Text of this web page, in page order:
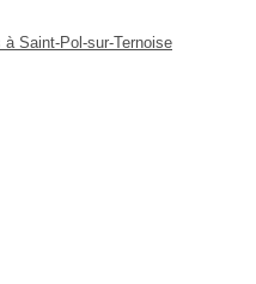
Saint-Pol-sur-Ternoise